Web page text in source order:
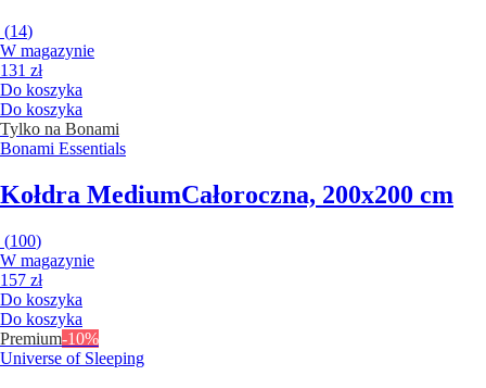
(14)
W magazynie
131 zł
Do koszyka
Do koszyka
Tylko na Bonami
Bonami Essentials
Kołdra MediumCałoroczna, 200x200 cm
(100)
W magazynie
157 zł
Do koszyka
Do koszyka
Premium-10%
Universe of Sleeping